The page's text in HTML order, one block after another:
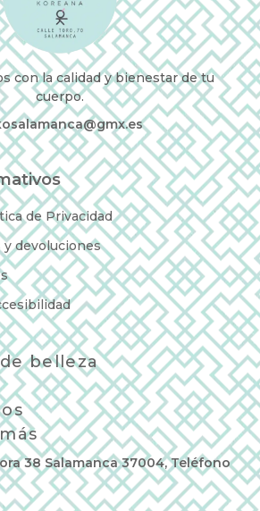
con la calidad y bienestar de tu
cuerpo.
de Privacidad
devoluciones
belleza
38 Salamanca 37004, Teléfono